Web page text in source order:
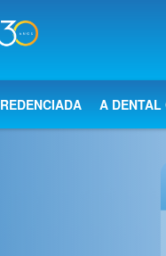
A DENTAL